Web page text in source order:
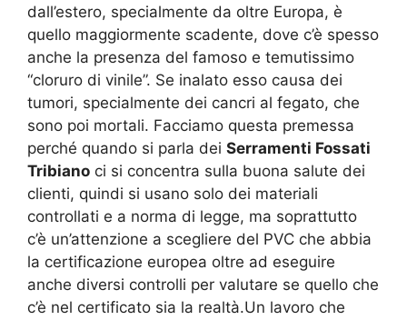
dall’estero, specialmente da oltre Europa, è
quello maggiormente scadente, dove c’è spesso
anche la presenza del famoso e temutissimo
“cloruro di vinile”. Se inalato esso causa dei
tumori, specialmente dei cancri al fegato, che
sono poi mortali. Facciamo questa premessa
perché quando si parla dei Serramenti Fossati
Tribiano ci si concentra sulla buona salute dei
clienti, quindi si usano solo dei materiali
controllati e a norma di legge, ma soprattutto
c’è un’attenzione a scegliere del PVC che abbia
la certificazione europea oltre ad eseguire
anche diversi controlli per valutare se quello che
c’è nel certificato sia la realtà.Un lavoro che